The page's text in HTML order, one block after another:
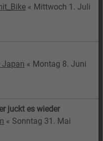
« Mittwoch 1. Juli
Japan « Montag 8. Juni
juckt es wieder
« Sonntag 31. Mai